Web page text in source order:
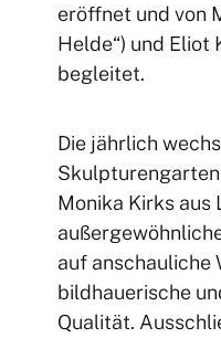
eröffnet und von
Helde“) und Eliot
begleitet.
Die jährlich
Monika Kirks aus
auf anschauliche
bildhauerische
Qualität.